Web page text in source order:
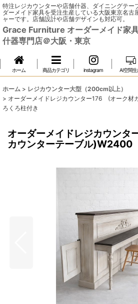
特注レジカウンターや店舗什器、ダイニングテー
ダーメイド家具を受注生産している大阪東京名古
ャーです。店舗設計や店舗デザインも対応可。
Grace Furniture オーダーメイド家
什器専門店＠大阪・東京
ホーム 商品カテゴリ instagram AI空間生
ホーム > レジカウンター大型（200cm以上）
> オーダーメイドレジカウンター176 (オーク材
ろくろ柱付き
オーダーメイドレジカウン
カウンターテーブル)W2400